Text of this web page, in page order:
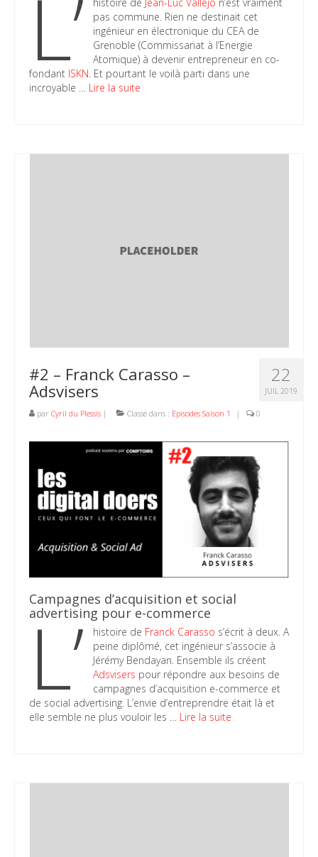
L’
pas commune. Rien ne destinait cet
ingénieur en électronique du CEA de
Grenoble (Commissariat à l’Energie
Atomique) à devenir entrepreneur en co-
fondant ISKN . Et pourtant le voilà parti dans une
incroyable … Lire la suite
22
JUIL 2019
#2 – Franck Carasso –
Adsvisers
par Cyril du Plessis | Classé dans : Episodes Saison 1 | 0
Campagnes d’acquisition et social
advertising pour e-commerce
L’ histoire de Franck Carasso s’écrit à deux. A
peine diplômé, cet ingénieur s’associe à
Jérémy Bendayan. Ensemble ils créent
Adsvisers pour répondre aux besoins de
campagnes d’acquisition e-commerce et
de social advertising. L’envie d’entreprendre était là et
elle semble ne plus vouloir les … Lire la suite